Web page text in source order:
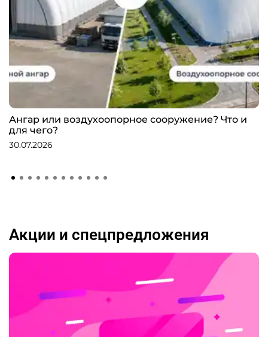
Ангар или воздухоопорное сооружение? Что и
для чего?
30.07.2026
Акции и спецпредложения